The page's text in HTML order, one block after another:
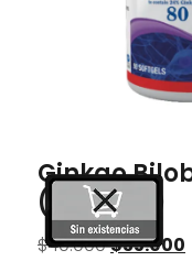
Ginkgo
(60 Caps)
$40.000$35.000